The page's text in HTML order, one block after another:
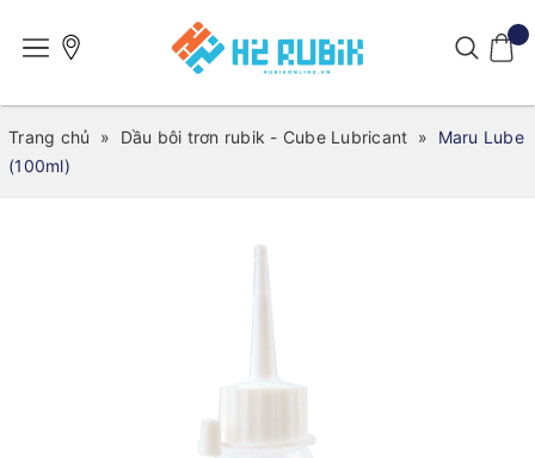
Trang chủ » Dầu bôi trơn rubik - Cube Lubricant »
Maru Lube
(100ml)